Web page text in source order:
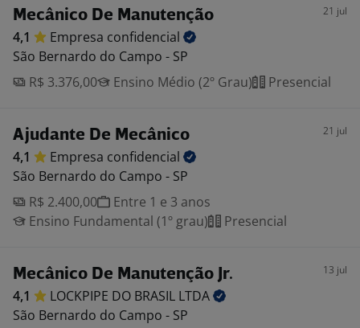
Mecânico De Manutenção 21 jul
4,1 Empresa confidencial
São Bernardo do Campo - SP
R$ 3.376,00
Ensino Médio (2º Grau) Presencial
Ajudante De Mecânico 21 jul
4,1 Empresa confidencial
São Bernardo do Campo - SP
R$ 2.400,00
Entre 1 e 3 anos
Ensino Fundamental (1º grau)
Presencial
Mecânico De Manutenção Jr. 13 jul
4,1 LOCKPIPE DO BRASIL LTDA
São Bernardo do Campo - SP